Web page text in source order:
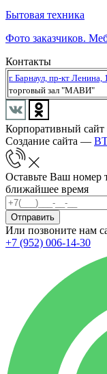
Бытовая техника
Фото заказчиков.
Контакты
г. Барнаул, пр-кт Ленина,
торговый зал "МАВИ"
Корпоративный
Создание сайта —
Оставьте Ваш номер
ближайшее время
Отправить
Или позвоните нам
+7 (952) 006-14-30